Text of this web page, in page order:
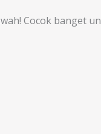
Cocok banget